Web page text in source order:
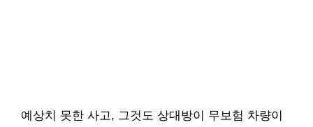
예상치 못한 사고, 그것도 상대방이 무보험 차량이